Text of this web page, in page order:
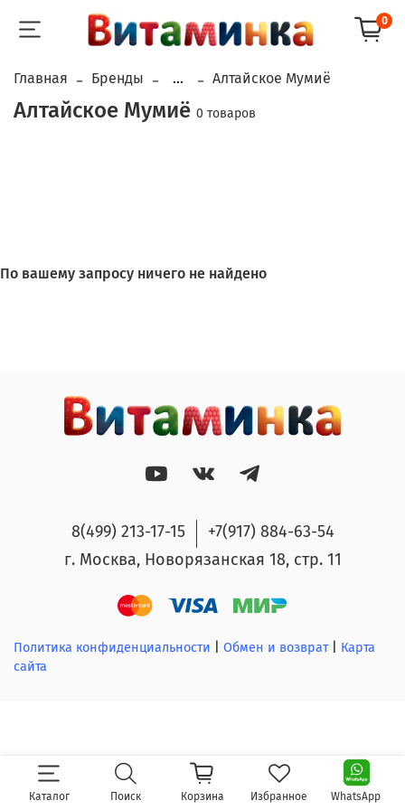
0
Главная Бренды ... Алтайское Мумиё
Алтайское Мумиё 0 товаров
По вашему запросу ничего не найдено
8(499) 213-17-15
+7(917) 884-63-54
г. Москва, Новорязанская 18, стр. 11
Политика конфиденциальности Обмен и возврат
Карта
сайта
Каталог Поиск Корзина Избранное WhatsApp